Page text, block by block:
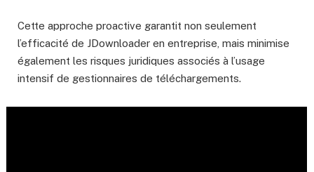
Cette approche proactive garantit non seulement
l’efficacité de JDownloader en entreprise, mais minimise
également les risques juridiques associés à l’usage
intensif de gestionnaires de téléchargements.